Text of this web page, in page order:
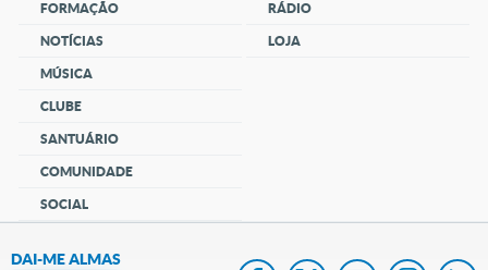
FORMAÇÃO
NOTÍCIAS
MÚSICA
CLUBE
SANTUÁRIO
COMUNIDADE
SOCIAL
RÁDIO
LOJA
DAI-ME ALMAS